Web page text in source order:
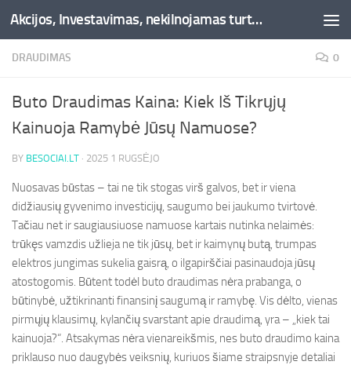
Skip to content Akcijos, Investavimas, nekilnojamas turtas, kriptovaliutos - Besociai.lt
DRAUDIMAS 0
Buto Draudimas Kaina: Kiek Iš Tikrųjų
Kainuoja Ramybė Jūsų Namuose?
BY BESOCIAI.LT · 2025 1 RUGSĖJO
Nuosavas būstas – tai ne tik stogas virš galvos, bet ir viena
didžiausių gyvenimo investicijų, saugumo bei jaukumo tvirtovė.
Tačiau net ir saugiausiuose namuose kartais nutinka nelaimės:
trūkęs vamzdis užlieja ne tik jūsų, bet ir kaimynų butą, trumpas
elektros jungimas sukelia gaisrą, o ilgapirščiai pasinaudoja jūsų
atostogomis. Būtent todėl buto draudimas nėra prabanga, o
būtinybė, užtikrinanti finansinį saugumą ir ramybę. Vis dėlto, vienas
pirmųjų klausimų, kylančių svarstant apie draudimą, yra – „kiek tai
kainuoja?“. Atsakymas nėra vienareikšmis, nes buto draudimo kaina
priklauso nuo daugybės veiksnių, kuriuos šiame straipsnyje detaliai